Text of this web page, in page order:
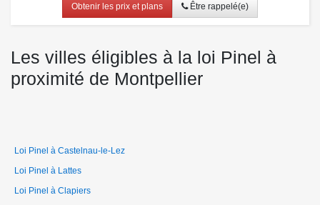
Obtenir les prix et plans Être rappelé(e)
Les villes éligibles à la loi Pinel à
proximité de Montpellier
Loi Pinel à Castelnau-le-Lez
Loi Pinel à Lattes
Loi Pinel à Clapiers